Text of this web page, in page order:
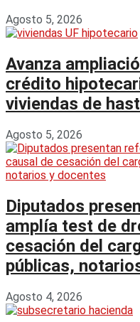
Agosto 5, 2026
Avanza
crédito
viviendas de
Agosto 5, 2026
Diputados
amplía test de
cesación del
públicas,
Agosto 4, 2026